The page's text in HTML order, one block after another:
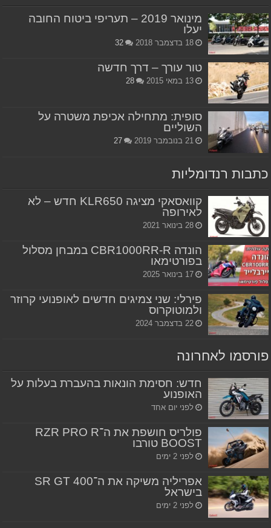
מינואר 2019 – תעריפי ביטוח החובה
יעלו
18 בדצמבר 2018 32
טור עורך – דרך חדשה
13 במאי 2015 28
סופית: מתחילה אכיפת משטרה על
השוליים
21 בנובמבר 2019 27
כתבות רנדומליות
קוואסאקי מציגה KLR650 חדש – לא
לאירופה
28 בינואר 2021
הונדה CBR1000RR-R במבחן מסלול
בפורטימאו
17 בינואר 2025
פירלי: שני צמיגים חדשים לאופנועי קרוזר
ולמוטוקרוס
22 בדצמבר 2024
פורסמו לאחרונה
חדש: חסימת הונאות בהעברת בעלות על
האופנוע
לפני יום אחד
פולריס חושפת את ה־RZR PRO R
BOOST טורבו
לפני 2 ימים
אפריליה משיקה את ה־SR GT 400
בישראל
לפני 2 ימים